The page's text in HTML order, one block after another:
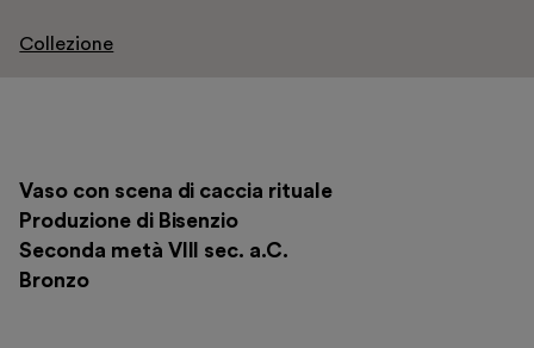
Mostre e appuntamenti
Educazione
Museo Gentile
Collezione
Vaso con scena di caccia rituale
Produzione di Bisenzio
Seconda metà VIII sec. a.C.
Bronzo